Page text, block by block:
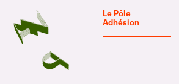
Le Pôle
Adhésion